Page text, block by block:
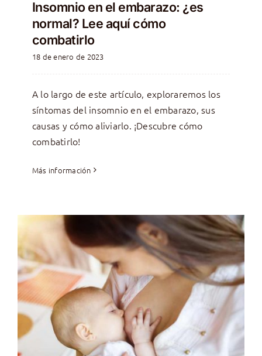
Insomnio en el embarazo: ¿es
normal? Lee aquí cómo
combatirlo
18 de enero de 2023
A lo largo de este artículo, exploraremos los
síntomas del insomnio en el embarazo, sus
causas y cómo aliviarlo. ¡Descubre cómo
combatirlo!
Más información